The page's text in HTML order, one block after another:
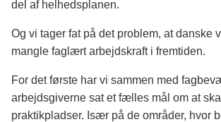
del af helhedsplanen.
Og vi tager fat på det problem, at danske
mangle faglært arbejdskraft i fremtiden.
For det første har vi sammen med
arbejdsgiverne sat et fælles mål om at
praktikpladser. Især på de områder, hvor